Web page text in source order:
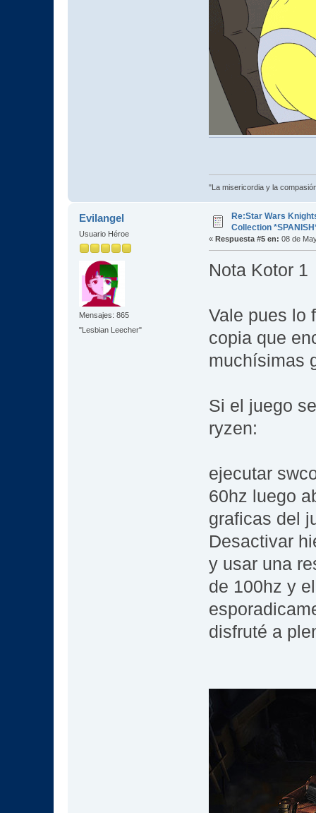
"La misericordia y la
Evilangel
Usuario Héroe
Mensajes: 865
"Lesbian Leecher"
Re:Star Wars
Collection
« Respuesta #5 en: 08 de
Nota Kotor
Vale pues lo
copia que
muchísimas
Si el juego
ryzen:
ejecutar
60hz luego
graficas del
Desactivar
y usar una
de 100hz y
disfruté a